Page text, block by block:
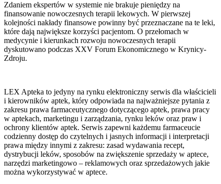
Zdaniem ekspertów w systemie nie brakuje pieniędzy na
finansowanie nowoczesnych terapii lekowych. W pierwszej
kolejności nakłady finansowe powinny być przeznaczane na te leki,
które dają największe korzyści pacjentom. O przełomach w
medycynie i kierunkach rozwoju nowoczesnych terapii
dyskutowano podczas XXV Forum Ekonomicznego w Krynicy-
Zdroju.
LEX Apteka to jedyny na rynku elektroniczny serwis dla właścicieli
i kierowników aptek, który odpowiada na najważniejsze pytania z
zakresu prawa farmaceutycznego dotyczącego aptek, prawa pracy
w aptekach, marketingu i zarządzania, rynku leków oraz praw i
ochrony klientów aptek. Serwis zapewni każdemu farmaceucie
codzienny dostęp do czytelnych i jasnych informacji i interpretacji
prawa między innymi z zakresu: zasad wydawania recept,
dystrybucji leków, sposobów na zwiększenie sprzedaży w aptece,
narzędzi marketingowo – reklamowych oraz sprzedażowych jakie
można wykorzystywać w aptece.